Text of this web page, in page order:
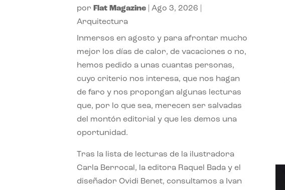
por Flat Magazine |Ago 3, 2026
Arquitectura
Inmersos en agosto y para afrontar mucho
mejor los días de calor, de vacaciones o no,
hemos pedido a unas cuantas personas,
cuyo criterio nos interesa, que nos hagan
de faro y nos propongan algunas lecturas
que, por lo que sea, merecen ser salvadas
del montón editorial y que les demos una
oportunidad.
Tras la lista de lecturas de la ilustradora
Carla Berrocal, la editora Raquel Bada y el
diseñador Ovidi Benet, consultamos a Ivan